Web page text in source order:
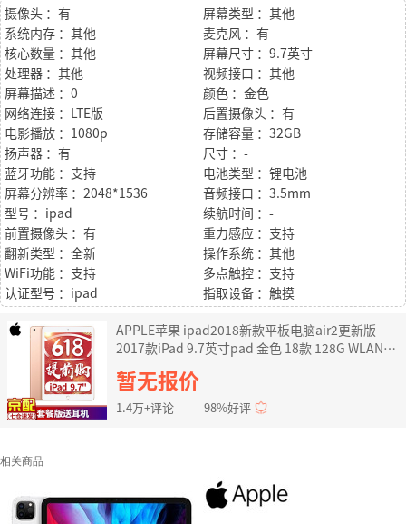
摄像头 ：有
屏幕类型 ：其他
系统内存 ：其他
麦克风 ：有
核心数量 ：其他
屏幕尺寸 ：9.7英寸
处理器 ：其他
视频接口 ：其他
屏幕描述 ：0
颜色 ：金色
网络连接 ：LTE版
后置摄像头 ：有
电影播放 ：1080p
存储容量 ：32GB
扬声器 ：有
尺寸 ：-
蓝牙功能 ：支持
电池类型 ：锂电池
屏幕分辨率 ：2048*1536
音频接口 ：3.5mm
型号 ：ipad
续航时间 ：-
前置摄像头 ：有
重力感应 ：支持
翻新类型 ：全新
操作系统 ：其他
WiFi功能 ：支持
多点触控 ：支持
认证型号 ：ipad
指取设备 ：触摸
APPLE苹果 ipad2018新款平板电脑air2更新版
2017款iPad 9.7英寸pad 金色 18款 128G WLAN版
【皮套+钢化膜】
暂无报价
1.4万+评论 98%好评
相关商品